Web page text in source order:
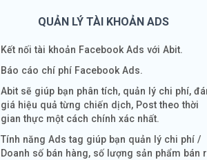
QUẢN LÝ TÀI KHOẢN ADS
Kết nối tài khoản Facebook Ads với Abit.
Báo cáo chí phí Facebook Ads.
Abit sẽ giúp bạn phân tích, quản lý chi phí,
giá hiệu quả từng chiến dịch, Post theo thời
gian thực một cách chính xác nhất.
Tính năng Ads tag giúp bạn quản lý chi phí /
Doanh số bán hàng, số lượng sản phẩm bán